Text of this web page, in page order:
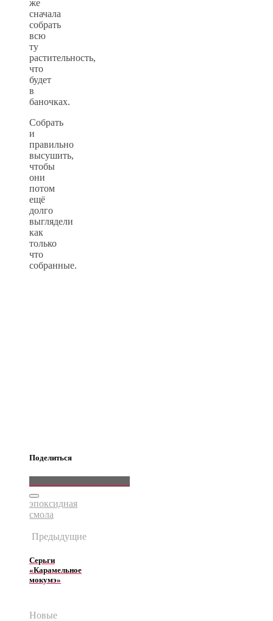
же
сначала
собрать
всю
ту
растительность,
что
будет
в
баночках.
Собрать
и
правильно
высушить,
чтобы
они
потом
ещё
долго
выглядели
как
только
что
собранные.
Поделиться
эпоксидная
смола
Предыдущие
Серьги
«Карамельное
мокумэ»
Новые